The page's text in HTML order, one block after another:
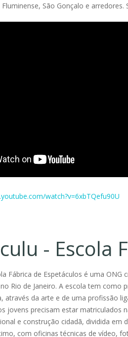
Fluminense, São Gonçalo e
watch?v=6xbTQefu90U
- Escola
Fábrica de Espetáculos é uma
Rio de Janeiro. A escola tem
através da arte e de uma profissão
jovens precisam estar matriculados
e construção cidadã, dividida em
com oficinas técnicas de vídeo,